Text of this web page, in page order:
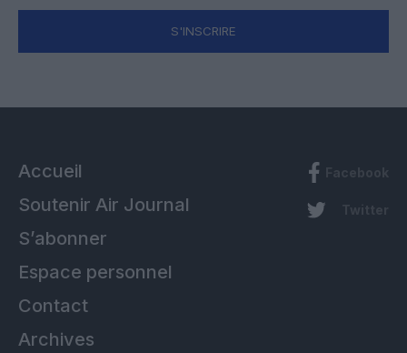
S'INSCRIRE
Accueil
Soutenir Air Journal
S’abonner
Espace personnel
Contact
Archives